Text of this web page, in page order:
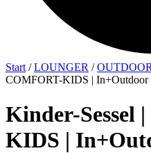
Start /LOUNGER /
COMFORT-KIDS | In+Outdoor
Kinder-Sessel
KIDS |